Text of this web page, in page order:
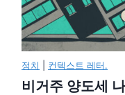
정치 컨텍스트 레터.
비거주 양도세